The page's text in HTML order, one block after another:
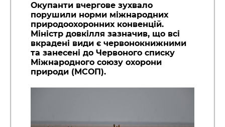
Окупанти вчергове зухвало
порушили норми міжнародних
природоохоронних конвенцій.
Міністр довкілля зазначив, що всі
вкрадені види є червонокнижними
та занесені до Червоного списку
Міжнародного союзу охорони
природи (МСОП).